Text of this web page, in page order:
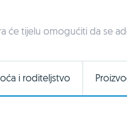
će tijelu omogućiti da se
i roditeljstvo